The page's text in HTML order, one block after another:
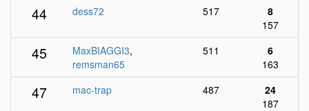
44 dess72 517
8
157
45 MaxBIAGGI3,
remsman65
511
6
163
47 mac-trap 487
24
187